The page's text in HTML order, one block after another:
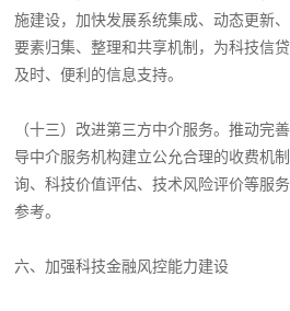
施建设，加快发展系统集成、动态更新
要素归集、整理和共享机制，为科技信
及时、便利的信息支持。
（十三）改进第三方中介服务。推动完
导中介服务机构建立公允合理的收费机
询、科技价值评估、技术风险评价等服
参考。
六、加强科技金融风控能力建设